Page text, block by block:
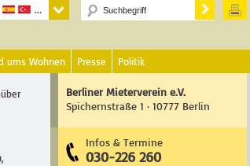
ums Wohnen Presse Politik
Berliner Mieterverein e.V.
Spichernstraße 1 · 10777 Berlin
Infos & Termine
030-226 260